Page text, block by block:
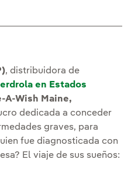
, distribuidora de
en Estados
A-Wish Maine,
dedicada a conceder
graves, para
fue diagnosticada con
El viaje de sus sueños: